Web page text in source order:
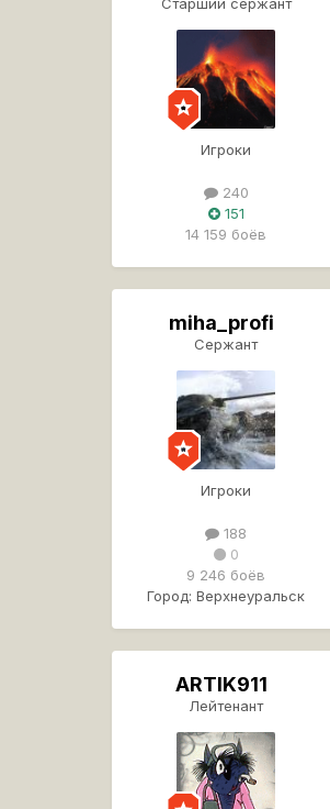
Игроки
240
151
14 159 боёв
miha_profi
Сержант
Игроки
188
0
9 246 боёв
Город: Верхнеуральск
ARTIK911
Лейтенант